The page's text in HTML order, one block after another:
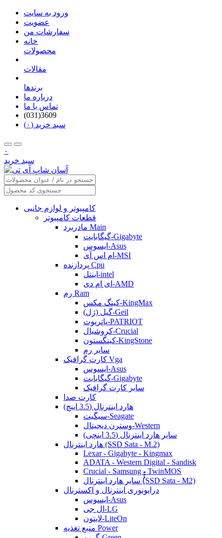
ورود به سایت
عضویت
سفارشات من
خانه
محصولات
مقالات
برندها
درباره ما
تماس با ما
(031)3609
سبد خرید (۰)
۰
سبد خرید
کامپیوتر و لوازم جانبی
قطعات کامپیوتر
مادربرد Main
گیگابایت-Gigabyte
ایسوس-Asus
ام اس آی-MSI
پردازنده Cpu
اینتل-intel
ای ام دی-AMD
رم Ram
کینگ مکس-KingMax
گیل (ژل)-Geil
پاتریوت-PATRIOT
کروشیال-Crucial
کینگستون-KingStone
سایر رم
کارت گرافیک Vga
ایسوس-Asus
گیگابایت-Gigabyte
سایر کارت گرافیک
کارت صدا
هارد اینترنال (3.5 اینچ)
سیگیت-Seagate
وسترن دیجیتال-Western
سایر هارد اینترنال (3.5 اینچی)
هارد اینترنال (SSD Sata - M.2)
Lexar - Gigabyte - Kingmax
ADATA - Western Digital - Sandisk
Crucial - Samsung - TwinMOS
سایر هارد اینترنال (ُُُِSSD Sata - M2)
درایونوری اینترنال و اکسترنال
ایسوس-Asus
ال جی-LG
لایتون-LiteOn
منبع تغذیه Power